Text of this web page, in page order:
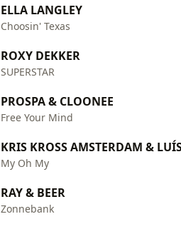
ELLA LANGLEY
Choosin' Texas
ROXY DEKKER
SUPERSTAR
PROSPA & CLOONEE
Free Your Mind
KRIS KROSS AMSTERDAM &
My Oh My
RAY & BEER
Zonnebank